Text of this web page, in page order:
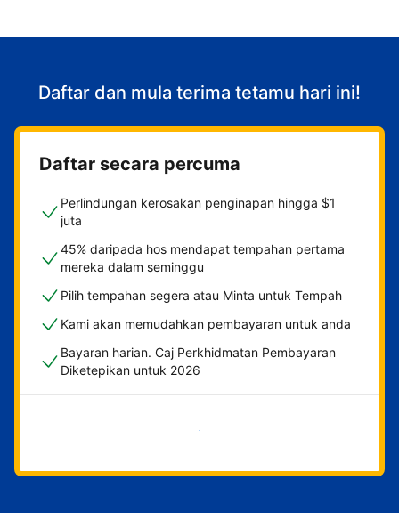
Daftar dan mula terima tetamu hari ini!
Daftar secara percuma
Perlindungan kerosakan penginapan hingga $1
juta
45% daripada hos mendapat tempahan pertama
mereka dalam seminggu
Pilih tempahan segera atau Minta untuk Tempah
Kami akan memudahkan pembayaran untuk anda
Bayaran harian. Caj Perkhidmatan Pembayaran
Diketepikan untuk 2026
Mulakan sekarang